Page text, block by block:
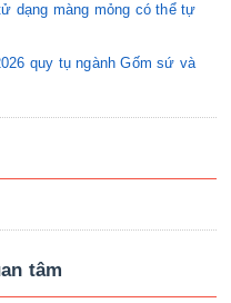
dạng màng mỏng có thể tự
quy tụ ngành Gốm sứ và
tâm